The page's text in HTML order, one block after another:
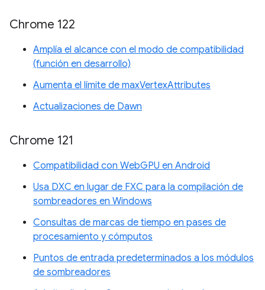
Chrome 122
Amplía el alcance con el modo de compatibilidad
(función en desarrollo)
Aumenta el límite de maxVertexAttributes
Actualizaciones de Dawn
Chrome 121
Compatibilidad con WebGPU en Android
Usa DXC en lugar de FXC para la compilación de
sombreadores en Windows
Consultas de marcas de tiempo en pases de
procesamiento y cómputos
Puntos de entrada predeterminados a los módulos
de sombreadores